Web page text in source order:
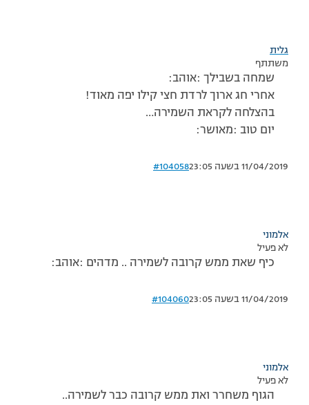
גלית
משתתף
שמחה בשבילך :אוהב:
אחרי חג ארוך לרדת חצי קילו יפה מאוד!
בהצלחה לקראת השמירה…
יום טוב :מאושר:
11/04/2019 בשעה 23:05 #104058
אלמוני
לא פעיל
כיף שאת ממש קרובה לשמירה .. מדהים :אוהב:
11/04/2019 בשעה 23:05 #104060
אלמוני
לא פעיל
הגוף משחרר ואת ממש קרובה כבר לשמירה..